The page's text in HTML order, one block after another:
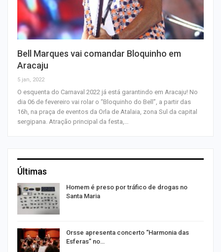
Bell Marques vai comandar Bloquinho em
Aracaju
5 jan, 2022
O esquenta do Carnaval 2022 já está garantindo em Aracaju! No
dia 06 de fevereiro vai rolar o “Bloquinho do Bell”, a partir das
16h, na praça de eventos da Orla de Atalaia, zona Sul da capital
sergipana. Atração principal da festa,…
Últimas
Homem é preso por tráfico de drogas no
Santa Maria
Orsse apresenta concerto “Harmonia das
Esferas” no…